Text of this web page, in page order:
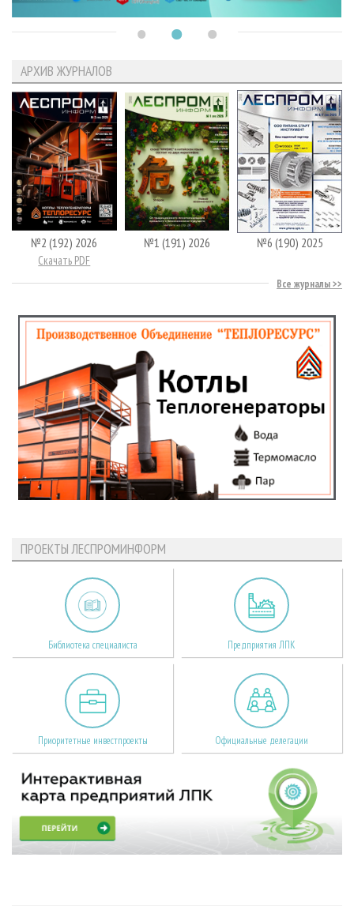
АРХИВ ЖУРНАЛОВ
№2 (192) 2026
Скачать PDF
№1 (191) 2026 №6 (190) 2025
Все журналы
ПРОЕКТЫ ЛЕСПРОМИНФОРМ
Библиотека специалиста Предприятия ЛПК
Приоритетные инвестпроекты Официальные делегации